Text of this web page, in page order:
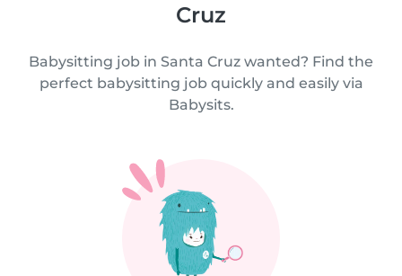
Cruz
Babysitting job in Santa Cruz wanted? Find the
perfect babysitting job quickly and easily via
Babysits.